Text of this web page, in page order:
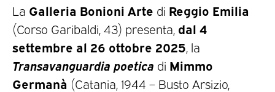
La Galleria Bonioni Arte di Reggio Emilia
(Corso Garibaldi, 43) presenta, dal 4
settembre al 26 ottobre 2025 , la
Transavanguardia poetica di Mimmo
Germanà (Catania, 1944 – Busto Arsizio,